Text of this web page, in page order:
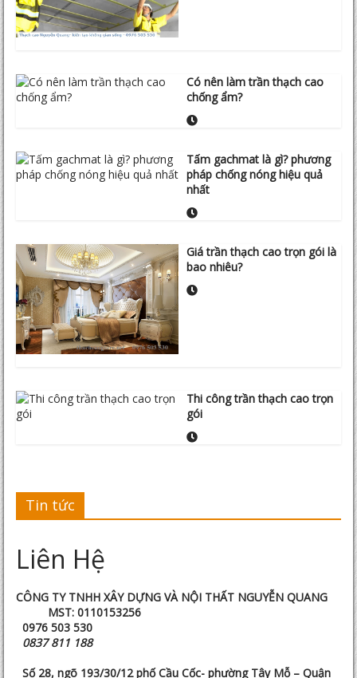
Có nên làm trần thạch cao
chống ẩm?
Tấm gachmat là gì? phương
pháp chống nóng hiệu quả
nhất
Giá trần thạch cao trọn gói là
bao nhiêu?
Thi công trần thạch cao trọn
gói
Tin tức
Liên Hệ
CÔNG TY TNHH XÂY DỰNG VÀ NỘI THẤT NGUYỄN QUANG
MST: 0110153256
0976 503 530
0837 811 188
Số 28, ngõ 193/30/12 phố Cầu Cốc- phường Tây Mỗ – Quận